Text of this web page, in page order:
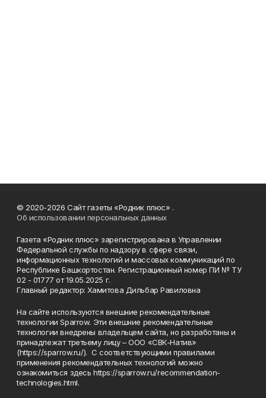
© 2020-2026 Сайт газеты «Родник плюс» .
Об использовании персональных данных
Газета «Родник плюс» зарегистрирована в Управлении
Федеральной службы по надзору в сфере связи,
информационных технологий и массовых коммуникаций по
Республике Башкортостан. Регистрационный номер ПИ № ТУ
02 - 01777 от 19.05.2025 г.
Главный редактор: Хамитова Дильбар Равиловна
На сайте используются внешние рекомендательные
технологии Sparrow. Эти внешние рекомендательные
технологии внедрены владельцем сайта, но разработаны и
принадлежат третьему лицу – ООО «СВК-Натив»
(https://sparrow.ru/). С соответствующими правилами
применения рекомендательных технологий можно
ознакомиться здесь https://sparrow.ru/recommendation-
technologies.html.